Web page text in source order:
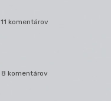
11 komentárov
8 komentárov